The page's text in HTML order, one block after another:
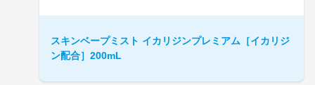
スキンベープミスト イカリジンプレミアム［イカリジ
ン配合］200mL